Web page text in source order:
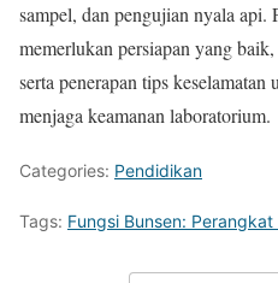
sampel, dan pengujian nyala api.
memerlukan persiapan yang
serta penerapan tips
menjaga keamanan laboratorium.
Categories: Pendidikan
Tags: Fungsi Bunsen: